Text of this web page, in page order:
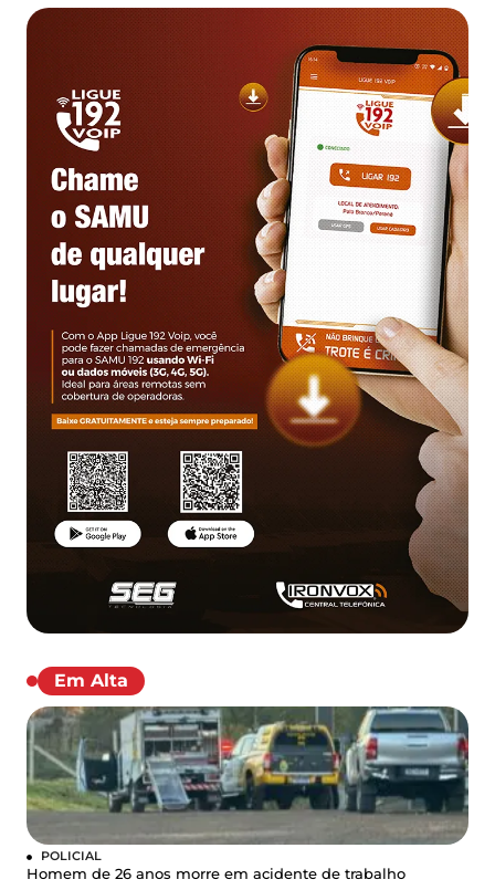
Em Alta
POLICIAL
Homem de 26 anos morre em acidente de trabalho